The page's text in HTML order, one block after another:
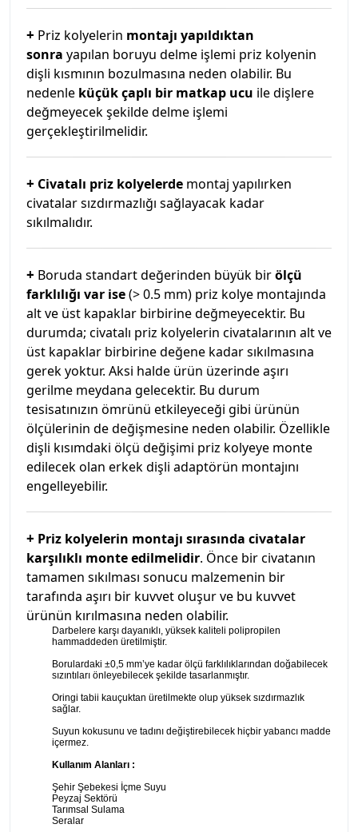
+ Priz kolyelerin montajı yapıldıktan
sonra yapılan boruyu delme işlemi priz kolyenin
dişli kısmının bozulmasına neden olabilir. Bu
nedenle küçük çaplı bir matkap ucu ile dişlere
değmeyecek şekilde delme işlemi
gerçekleştirilmelidir.
+ Civatalı priz kolyelerde montaj yapılırken
civatalar sızdırmazlığı sağlayacak kadar
sıkılmalıdır.
+ Boruda standart değerinden büyük birölçü
farklılığı var ise(> 0.5 mm) priz kolye montajında
alt ve üst kapaklar birbirine değmeyecektir. Bu
durumda; civatalı priz kolyelerin civatalarının alt ve
üst kapaklar birbirine değene kadar sıkılmasına
gerek yoktur. Aksi halde ürün üzerinde aşırı
gerilme meydana gelecektir. Bu durum
tesisatınızın ömrünü etkileyeceği gibi ürünün
ölçülerinin de değişmesine neden olabilir. Özellikle
dişli kısımdaki ölçü değişimi priz kolyeye monte
edilecek olan erkek dişli adaptörün montajını
engelleyebilir.
+ Priz kolyelerin montajı sırasında civatalar
karşılıklı monte edilmelidir. Önce bir civatanın
tamamen sıkılması sonucu malzemenin bir
tarafında aşırı bir kuvvet oluşur ve bu kuvvet
ürünün kırılmasına neden olabilir.
Darbelere karşı dayanıklı, yüksek kaliteli polipropilen
hammaddeden üretilmiştir.
Borulardaki ±0,5 mm’ye kadar ölçü farklılıklarından doğabilecek
sızıntıları önleyebilecek şekilde tasarlanmıştır.
Oringi tabii kauçuktan üretilmekte olup yüksek sızdırmazlık
sağlar.
Suyun kokusunu ve tadını değiştirebilecek hiçbir yabancı madde
içermez.
Kullanım Alanları :
Şehir Şebekesi İçme Suyu
Peyzaj Sektörü
Tarımsal Sulama
Seralar